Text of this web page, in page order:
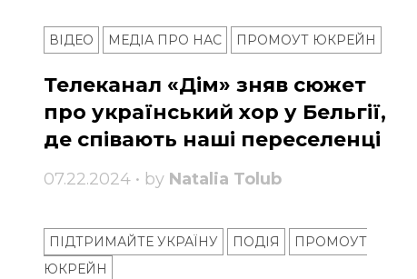
ВІДЕО МЕДІА ПРО НАС ПРОМОУТ ЮКРЕЙН
Телеканал «Дім» зняв сюжет
про український хор у Бельгії,
де співають наші переселенці
07.22.2024 • by Natalia Tolub
ПІДТРИМАЙТЕ УКРАЇНУ ПОДІЯ
ПРОМОУТ
ЮКРЕЙН